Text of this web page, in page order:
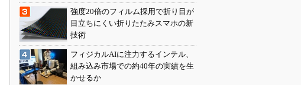
強度20倍のフィルム採用で折り目が
目立ちにくい折りたたみスマホの新
技術
フィジカルAIに注力するインテル、
組み込み市場での約40年の実績を生
かせるか